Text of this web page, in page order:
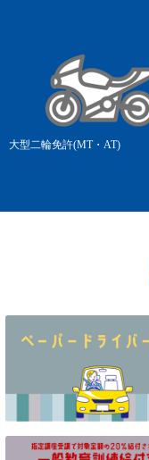
大型二輪免許(MT・AT)